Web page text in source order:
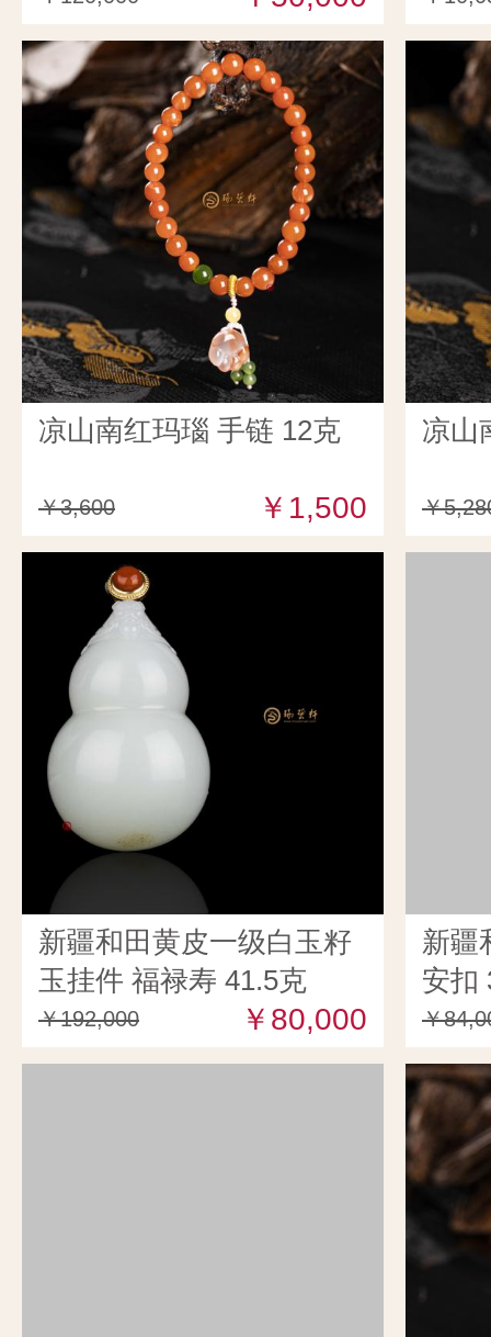
凉山南红玛瑙 手链 12克
￥3,600 ￥1,500
凉山
￥
新疆和田黄皮一级白玉籽
玉挂件 福禄寿 41.5克
￥192,000 ￥80,000
新疆
安扣
￥